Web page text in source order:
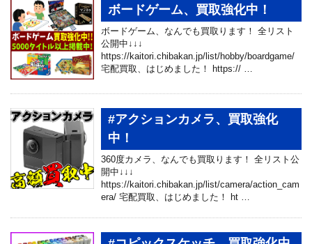
ボードゲーム、買取強化中！
ボードゲーム、なんでも買取ります！ 全リスト
公開中↓↓↓
https://kaitori.chibakan.jp/list/hobby/boardgame/
宅配買取、はじめました！ https:// …
#アクションカメラ、買取強化
中！
360度カメラ、なんでも買取ります！ 全リスト公
開中↓↓↓
https://kaitori.chibakan.jp/list/camera/action_cam
era/ 宅配買取、はじめました！ ht …